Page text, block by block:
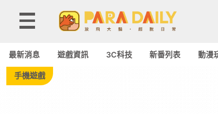
Tag:
-
最新消息 遊戲資訊 3C科技 新番列表 動漫
手機遊戲